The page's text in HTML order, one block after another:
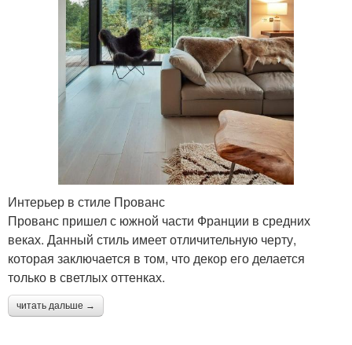
Интерьер в стиле Прованс
Прованс пришел с южной части Франции в средних
веках. Данный стиль имеет отличительную черту,
которая заключается в том, что декор его делается
только в светлых оттенках.
читать дальше →